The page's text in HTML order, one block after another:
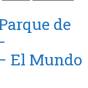
de
El Mundo